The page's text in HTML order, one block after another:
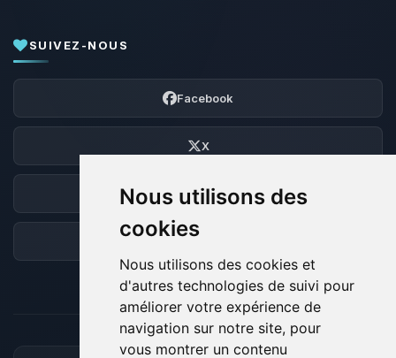
Nous utilisons des
cookies
Nous utilisons des cookies et
d'autres technologies de suivi pour
améliorer votre expérience de
navigation sur notre site, pour
vous montrer un contenu
SUIVEZ-NOUS
Facebook
X
Discord
Forum